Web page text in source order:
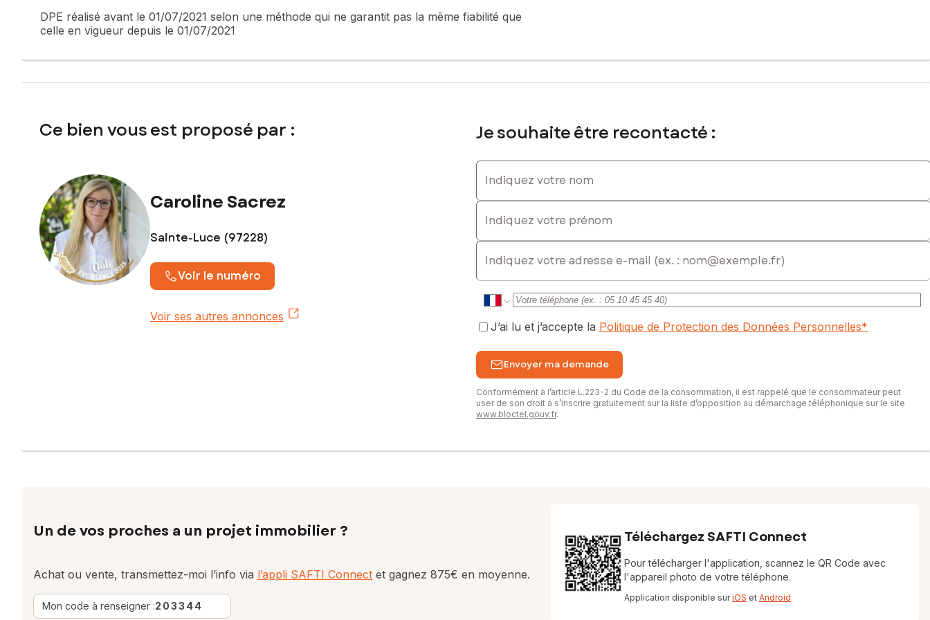
Les informations sur les risques auxquels ce bien est exposé sont disponibles sur le site Géorisques : www.georisques.gouv.fr
DPE réalisé avant le 01/07/2021 selon une méthode qui ne garantit pas la même fiabilité que
celle en vigueur depuis le 01/07/2021
Ce bien vous est proposé par :
Caroline Sacrez
Sainte-Luce (97228)
Voir le numéro
Voir ses autres annonces
Je souhaite être recontacté :
Indiquez votre nom
Indiquez votre prénom
E-mail
J’ai lu et j’accepte la Politique de Protection des Données Personnelles*
Envoyer ma demande
Conformément à l’article L.223-2 du Code de la consommation, il est rappelé que le consommateur peut
user de son droit à s’inscrire gratuitement sur la liste d’opposition au démarchage téléphonique sur le site
www.bloctel.gouv.fr.
Un de vos proches a un projet immobilier ?
Achat ou vente, transmettez-moi l’info via l’appli SAFTI Connect et gagnez 875€ en moyenne.
Mon code à renseigner :203344
Téléchargez SAFTI Connect
Pour télécharger l'application, scannez le QR Code avec
l'appareil photo de votre téléphone.
Application disponible suriOS et Android